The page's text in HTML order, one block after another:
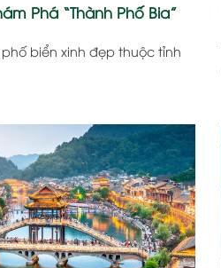
Phá “Thành Phố Bia”
biển xinh đẹp thuộc tỉnh